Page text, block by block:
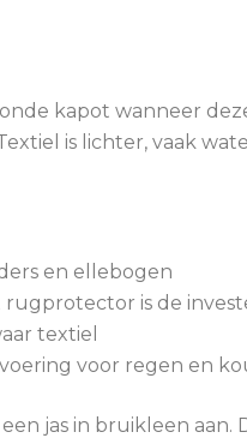
kapot wanneer
is lichter, vaak
en ellebogen
is de
textiel
voor regen en
jas in bruikleen